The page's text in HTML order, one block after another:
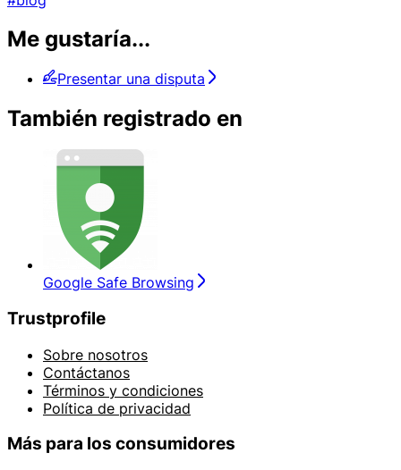
Me gustaría...
Presentar una disputa
También registrado en
Google Safe Browsing
Trustprofile
Sobre nosotros
Contáctanos
Términos y condiciones
Política de privacidad
Más para los consumidores